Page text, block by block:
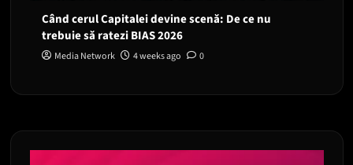
Când cerul Capitalei devine scenă: De ce nu
trebuie să ratezi BIAS 2026
Media Network 4 weeks ago 0